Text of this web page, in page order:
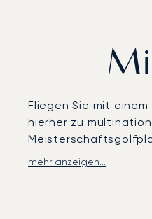
Fliegen Sie mit
hierher zu
LunaJets organisiert
mehr anzeigen...